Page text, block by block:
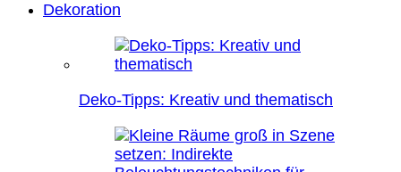
Dekoration
Deko-Tipps: Kreativ und thematisch